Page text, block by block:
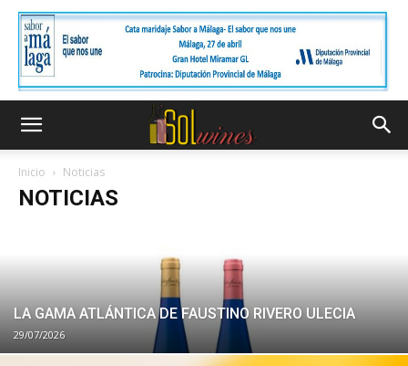
Inicio Noticias
NOTICIAS
LA GAMA ATLÁNTICA DE FAUSTINO RIVERO ULECIA
29/07/2026